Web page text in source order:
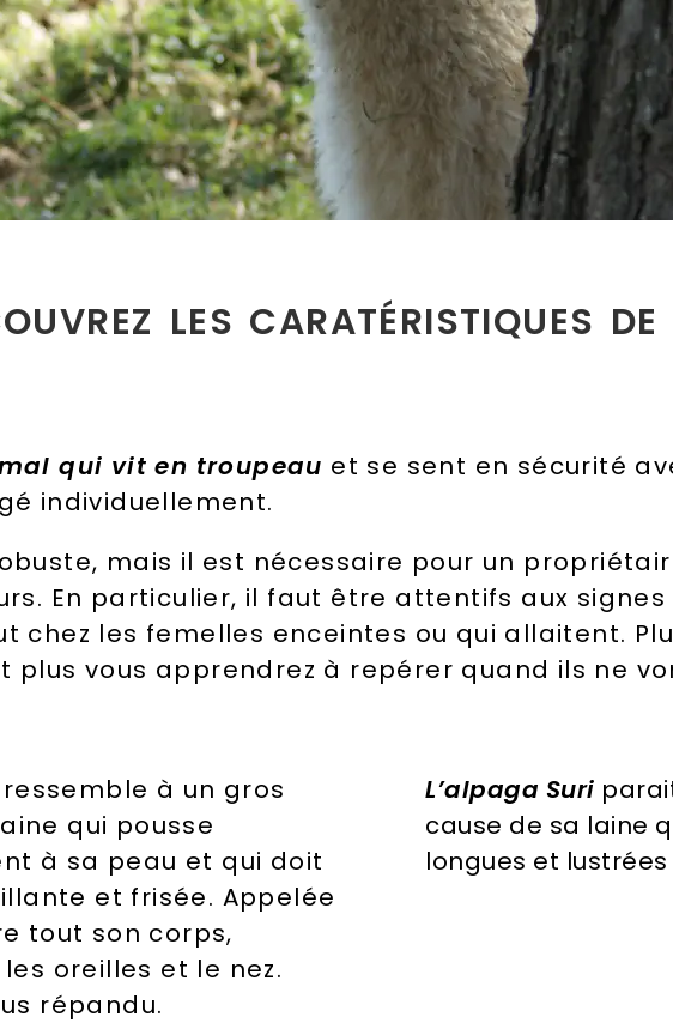
LES CARATÉRISTIQUES
qui vit en troupeau et se sent en sécurité
individuellement.
mais il est nécessaire pour un
En particulier, il faut être attentifs aux
chez les femelles enceintes ou qui allaitent.
plus vous apprendrez à repérer quand ils ne
ressemble à un gros
qui pousse
à sa peau et qui doit
et frisée. Appelée
tout son corps,
oreilles et le nez.
répandu.
L’alpaga Suri
cause de sa laine
longues et